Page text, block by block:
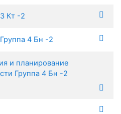
Кт -2
4 Бн -2
и планирование
Группа 4 Бн -2